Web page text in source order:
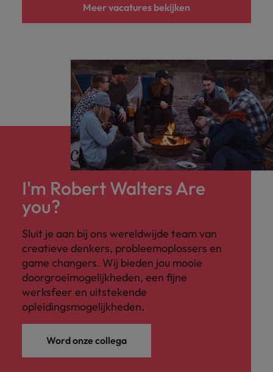
Meer vacatures bekijken
I'm Robert Walters Are
you?
Sluit je aan bij ons wereldwijde team van
creatieve denkers, probleemoplossers en
game changers. Wij bieden jou mooie
doorgroeimogelijkheden, een fijne
werksfeer en uitstekende
opleidingsmogelijkheden.
Word onze collega